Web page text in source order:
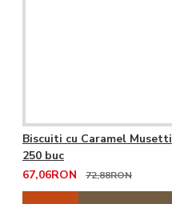
Biscuiti cu Caramel Musetti
250 buc
67,06RON
72,88RON